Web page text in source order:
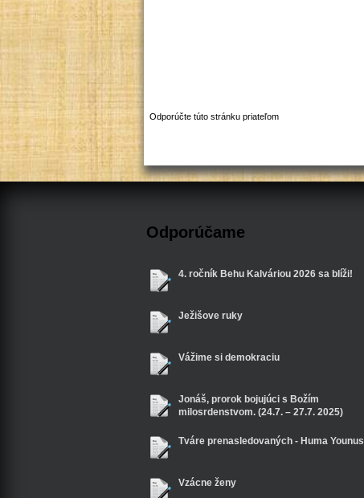
Odporúčte túto stránku priateľom
Odporúčame
4. ročník Behu Kalváriou 2026 sa blíži!
Ježišove ruky
Vážime si demokraciu
Jonáš, prorok bojujúci s Božím
milosrdenstvom. (24.7. – 27.7. 2025)
Tváre prenasledovaných - Huma Younus
Vzácne ženy